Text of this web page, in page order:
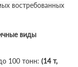
востребованных
виды
100 тонн: (14 т,